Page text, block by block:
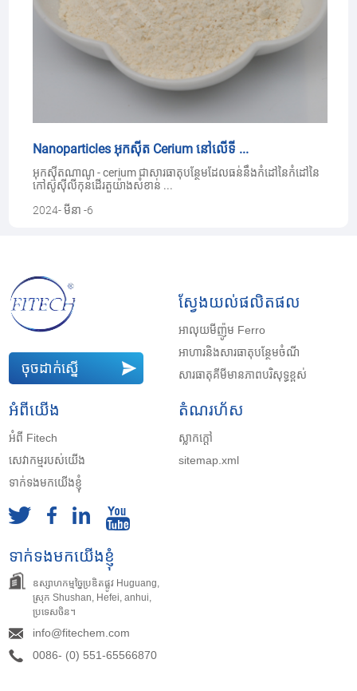
Nanoparticles អុកស៊ីត Cerium នៅលើទី ...
អុកស៊ីតណាណូ - cerium ជាសារធាតុបន្ថែមដែលធន់នឹងកំដៅនៃកំដៅនៃ
កៅស៊ូស៊ីលីកុនដើរតួយ៉ាងសំខាន់ ...
2024- មីនា -6
ចុចដាក់ស្នើ
ស្វែងយល់ផលិតផល
អាលុយមីញ៉ូម Ferro
អាហារនិងសារធាតុបន្ថែមចំណី
សារធាតុគីមីមានភាពបរិសុទ្ធខ្ពស់
អំពីយើង
អំពី Fitech
សេវាកម្មរបស់យើង
ទាក់ទងមកយើងខ្ញុំ
តំណរហ័ស
ស្លាកក្តៅ
sitemap.xml
ទាក់ទងមកយើងខ្ញុំ
ឧស្សាហកម្មច្នៃប្រឌិតផ្លូវ Huguang,
ស្រុក Shushan, Hefei, anhui,
ប្រទេសចិន។
info@fitechem.com
0086- (0) 551-65566870